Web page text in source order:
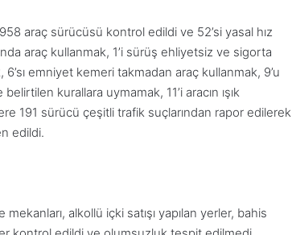
araç sürücüsü kontrol edildi ve 52’si yasal hız
araç kullanmak, 1’i sürüş ehliyetsiz ve sigorta
emniyet kemeri takmadan araç kullanmak, 9’u
kurallara uymamak, 11’i aracın ışık
191 sürücü çeşitli trafik suçlarından rapor edilerek
edildi.
alkollü içki satışı yapılan yerler, bahis